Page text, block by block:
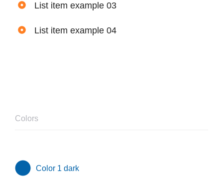
List item example 03
List item example 04
Colors
Color 1 dark